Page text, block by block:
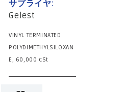
サプライヤ:
Gelest
VINYL TERMINATED
POLYDIMETHYLSILOXAN
E, 60,000 cSt